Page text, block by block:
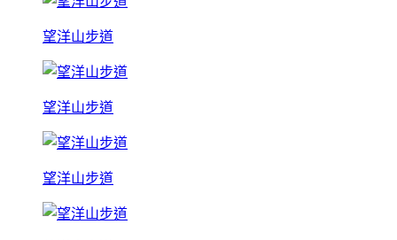
望洋山步道
望洋山步道
望洋山步道